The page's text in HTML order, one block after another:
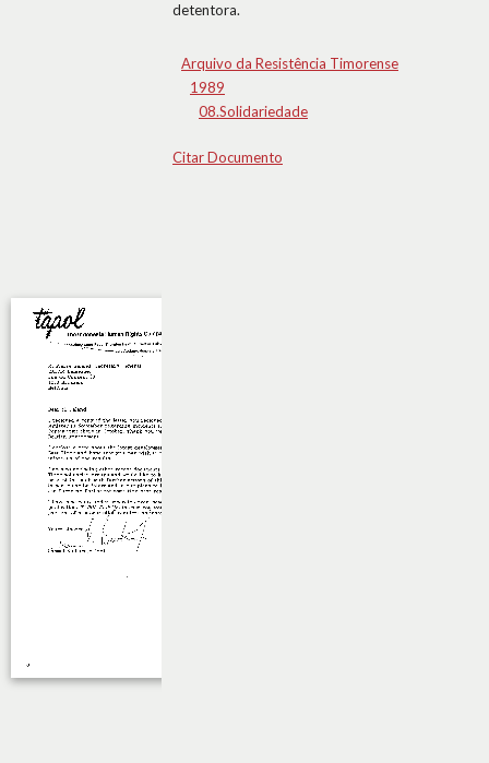
detentora.
Arquivo da Resistência Timorense
1989
08.Solidariedade
Citar Documento